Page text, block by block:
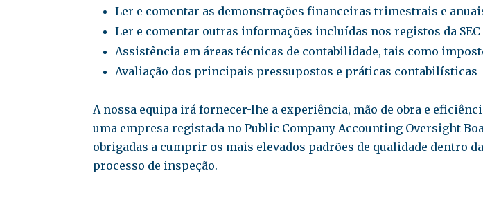
Ler e comentar as demonstrações financeiras trimestrais e
Ler e comentar outras informações incluídas nos registos da SEC
Assistência em áreas técnicas de contabilidade, tais como
Avaliação dos principais pressupostos e práticas contabilísticas
A nossa equipa irá fornecer-lhe a experiência, mão de obra e
uma empresa registada no Public Company Accounting Oversight
obrigadas a cumprir os mais elevados padrões de qualidade dentro
processo de inspeção.